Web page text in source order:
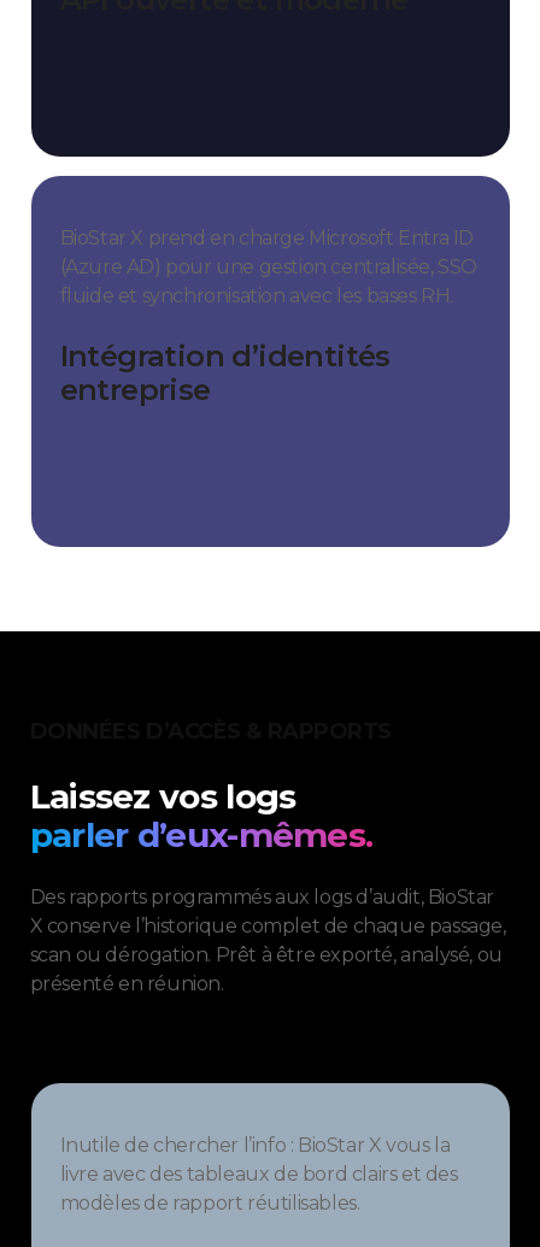
BioStar X prend en charge Microsoft Entra ID
(Azure AD) pour une gestion centralisée, SSO
fluide et synchronisation avec les bases RH.
Intégration d’identités
entreprise
Laissez vos logs
parler d’eux-mêmes.
Des rapports programmés aux logs d’audit, BioStar
X conserve l’historique complet de chaque passage,
scan ou dérogation. Prêt à être exporté, analysé, ou
présenté en réunion.
Inutile de chercher l’info : BioStar X vous la
livre avec des tableaux de bord clairs et des
modèles de rapport réutilisables.